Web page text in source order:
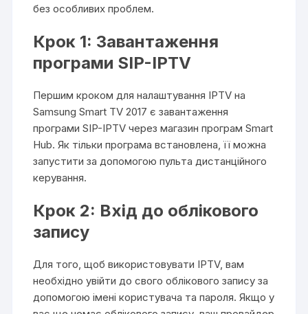
без особливих проблем.
Крок 1: Завантаження
програми SIP-IPTV
Першим кроком для налаштування IPTV на
Samsung Smart TV 2017 є завантаження
програми SIP-IPTV через магазин програм Smart
Hub. Як тільки програма встановлена, її можна
запустити за допомогою пульта дистанційного
керування.
Крок 2: Вхід до облікового
запису
Для того, щоб використовувати IPTV, вам
необхідно увійти до свого облікового запису за
допомогою імені користувача та пароля. Якщо у